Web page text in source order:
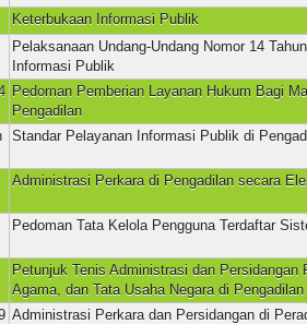
Keterbukaan Informasi Publik
Pelaksanaan Undang-Undang Nomor 14
Informasi Publik
Pedoman Pemberian Layanan Hukum Bagi
Pengadilan
Standar Pelayanan Informasi Publik di
Administrasi Perkara di Pengadilan secara
Pedoman Tata Kelola Pengguna Terdaftar
Petunjuk Tenis Administrasi dan Persidangan
Agama, dan Tata Usaha Negara di
Administrasi Perkara dan Persidangan di